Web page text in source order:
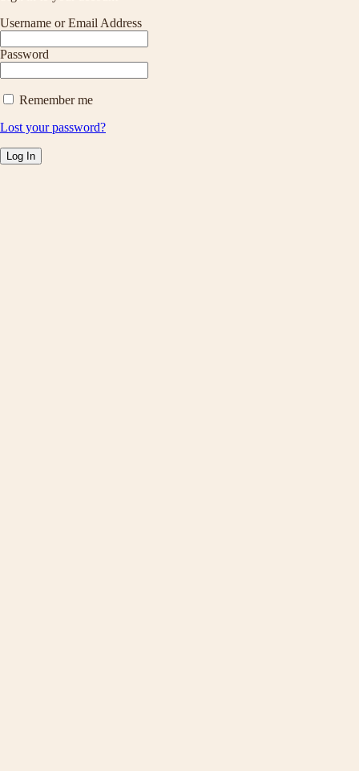
Username or Email Address
Password
Remember me
Lost your password?